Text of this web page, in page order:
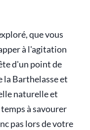
que vous
à l'agitation
d'un point de
la Barthelasse et
naturelle et
à savourer
pas lors de votre